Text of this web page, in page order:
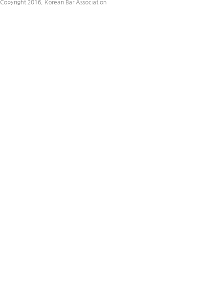
Copyright 2016, Korean Bar Association